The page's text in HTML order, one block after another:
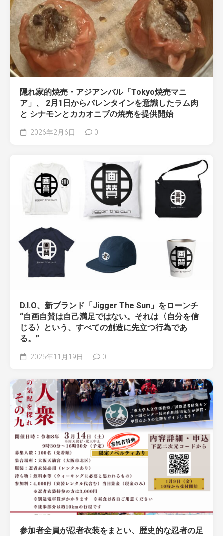
隠れ家的焼売・アジアンバル「Tokyo焼売マニ
ア」、 2月1日からバレンタインを意識したラム肉
と シナモンとカカオニブの焼売を提供開始
2026年2月6日 0
D.I.O、新ブランド「Jigger The Sun」をローンチ
“自画自賛は自己満足ではない。それは〈自分を信
じる〉という、すべての創造に先立つ行為であ
る。”
2025年11月19日 0
参加者全員が忍者衣装をまとい、歴史的な忍者の足